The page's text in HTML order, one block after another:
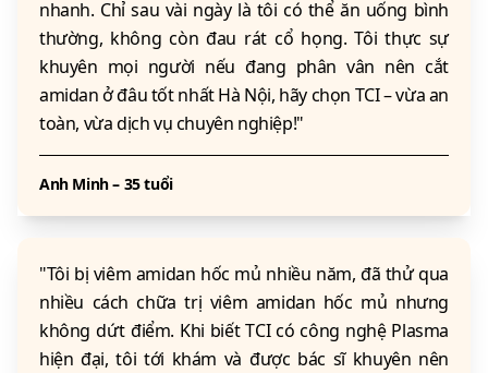
nhanh. Chỉ sau vài ngày là tôi có thể ăn uống bình
thường, không còn đau rát cổ họng. Tôi thực sự
khuyên mọi người nếu đang phân vân nên cắt
amidan ở đâu tốt nhất Hà Nội, hãy chọn TCI – vừa an
toàn, vừa dịch vụ chuyên nghiệp!"
Anh Minh – 35 tuổi
"Tôi bị viêm amidan hốc mủ nhiều năm, đã thử qua
nhiều cách chữa trị viêm amidan hốc mủ nhưng
không dứt điểm. Khi biết TCI có công nghệ Plasma
hiện đại, tôi tới khám và được bác sĩ khuyên nên